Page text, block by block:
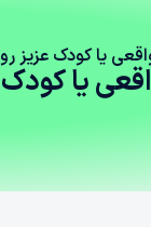
یا کودک عزیز
یا